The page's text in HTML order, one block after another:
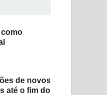
de novos
até o fim do